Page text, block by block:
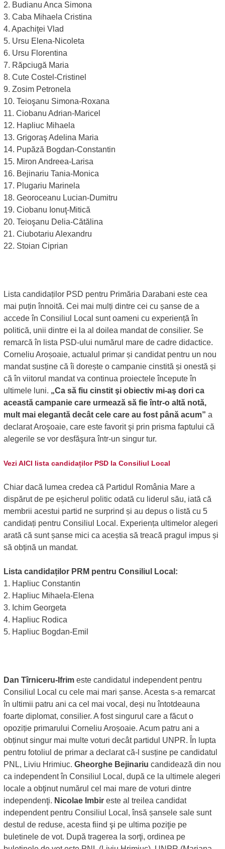
2. Budianu Anca Simona
3. Caba Mihaela Cristina
4. Apachiţei Vlad
5. Ursu Elena-Nicoleta
6. Ursu Florentina
7. Răpciugă Maria
8. Cute Costel-Cristinel
9. Zosim Petronela
10. Teioşanu Simona-Roxana
11. Ciobanu Adrian-Maricel
12. Hapliuc Mihaela
13. Grigoraş Adelina Maria
14. Pupăză Bogdan-Constantin
15. Miron Andreea-Larisa
16. Bejinariu Tania-Monica
17. Plugariu Marinela
18. Georoceanu Lucian-Dumitru
19. Ciobanu Ionuţ-Mitică
20. Teioşanu Delia-Cătălina
21. Ciubotariu Alexandru
22. Stoian Ciprian
Lista candidaților PSD pentru Primăria Darabani este cea
mai puțin înnoită. Cei mai mulți dintre cei cu șanse de a
accede în Consiliul Local sunt oameni cu experiență în
politică, unii dintre ei la al doilea mandat de consilier. Se
remarcă în lista PSD-ului numărul mare de cadre didactice.
Corneliu Aroșoaie, actualul primar și candidat pentru un nou
mandat susține că îi dorește o campanie cinstită și onestă și
că în viitorul mandat va continua proiectele începute în
ultimele luni. „Ca să fiu cinstit şi obiectiv mi-aş dori ca
această campanie care urmează să fie într-o altă notă,
mult mai elegantă decât cele care au fost până acum” a
declarat Aroşoaie, care este favorit şi prin prisma faptului că
alegerile se vor desfăşura într-un singur tur.
Vezi AICI lista candidaților PSD la Consiliul Local
Chiar dacă lumea credea că Partidul România Mare a
dispărut de pe eșicherul politic odată cu liderul său, iată că
membrii acestui partid ne surprind și au depus o listă cu 5
candidați pentru Consiliul Local. Experiența ultimelor alegeri
arată că sunt șanse mici ca aceștia să treacă pragul impus și
să obțină un mandat.
Lista candidaților PRM pentru Consiliul Local:
1. Hapliuc Constantin
2. Hapliuc Mihaela-Elena
3. Ichim Georgeta
4. Hapliuc Rodica
5. Hapliuc Bogdan-Emil
Dan Tîrniceru-Ifrimeste candidatul independent pentru
Consiliul Local cu cele mai mari șanse. Acesta s-a remarcat
în ultimii patru ani ca cel mai vocal, deși nu întotdeauna
foarte diplomat, consilier. A fost singurul care a făcut o
opoziție primarului Corneliu Aroșoaie. Acum patru ani a
obținut singur mai multe voturi decât partidul UNPR. În lupta
pentru fotoliul de primar a declarat că-l susține pe candidatul
PNL, Liviu Hrimiuc. Gheorghe Bejinariu candidează din nou
ca independent în Consiliul Local, după ce la ultimele alegeri
locale a obţinut numărul cel mai mare de voturi dintre
independenţi. Nicolae Imbireste al treilea candidat
independent pentru Consiliul Local, însă șansele sale sunt
destul de reduse, acesta fiind şi pe ultima poziţie pe
buletinele de vot. După tragerea la sorţi, ordinea pe